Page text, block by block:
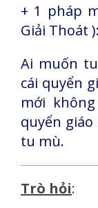
+ 1 pháp
Giải Thoát
Ai muốn
cái quyển
mới
quyển
tu mù.
Trò hỏi: